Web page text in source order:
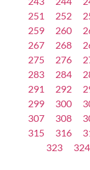
251
252
259
260
267
268
275
276
283
284
291
292
299
300
307
308
315
316
323
324